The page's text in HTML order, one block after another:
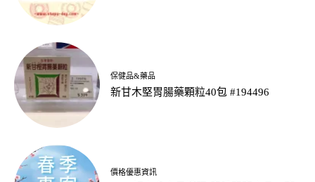
保健品&藥品
新甘木堅胃腸藥顆粒40包 #194496
價格優惠資訊